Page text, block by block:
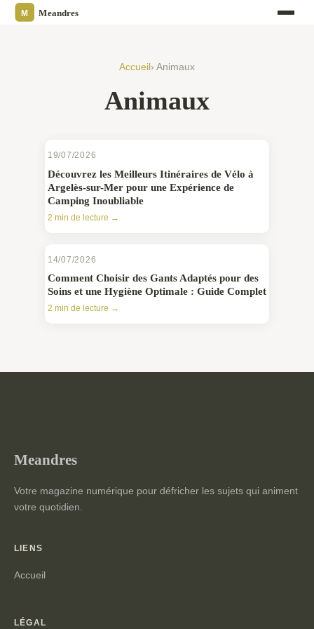
Accueil › Animaux
Animaux
19/07/2026
Découvrez les Meilleurs Itinéraires de Vélo à
Argelès-sur-Mer pour une Expérience de
Camping Inoubliable
2 min de lecture →
14/07/2026
Comment Choisir des Gants Adaptés pour des
Soins et une Hygiène Optimale : Guide Complet
2 min de lecture →
Meandres
Votre magazine numérique pour défricher les sujets qui animent
votre quotidien.
LIENS
Accueil
LÉGAL